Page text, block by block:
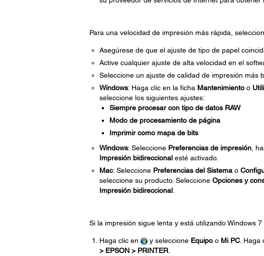
Para una velocidad de impresión más rápida,
Asegúrese de que el ajuste de tipo de papel
Active cualquier ajuste de alta velocidad en el
Seleccione un ajuste de calidad de impresión más
Windows: Haga clic en la ficha Mantenimientoo
seleccione los siguientes ajustes:
Siempre procesar con tipo de datos RAW
Modo de procesamiento de página
Imprimir como mapa de bits
Windows: Seleccione Preferencias de impresión,
Impresión bidireccionalesté activado.
Mac: Seleccione Preferencias del Sistemao
seleccione su producto. Seleccione Opciones y
Impresión bidireccional.
Si la impresión sigue lenta y está utilizando Windows
Haga clic en y seleccione Equipoo Mi PC. Haga
> EPSON > PRINTER.